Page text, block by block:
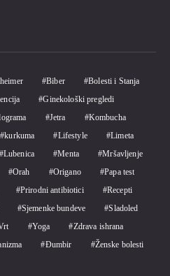
Biber
Bolesti i Stanja
Ginekološki pregledi
Jetra
Kombucha
kurkuma Lifestyle
Limeta
Lubenica Menta
Mršavljenje
Orah Origano
Papa test
Prirodni antibiotici
Recepti
Sjemenke bundeve
Sladoled
Yoga
Zdrava ishrana
Đumbir Ženske bolesti